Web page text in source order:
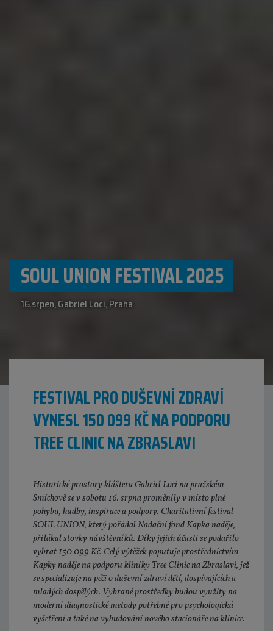
SOUL UNION FESTIVAL 2025
16.srpen, Gabriel Loci, Praha
FESTIVAL PRO DUŠEVNÍ ZDRAVÍ
VYNESL 150 099 KČ NA PODPORU
TREE CLINIC NA ZBRASLAVI
Historické prostory kláštera Gabriel Loci na pražském
Smíchově se v sobotu 16. srpna proměnily v místo plné
pohybu, hudby, inspirace a podpory. Charitativní festival
SOUL UNION, který pořádal Nadační fond Kapka naděje,
přilákal stovky návštěvníků. Díky jejich účasti se podařilo
vybrat 150 099 Kč. Celý výtěžek poputuje prostřednictvím
Kapky naděje na podporu kliniky Tree Clinic na Zbraslavi, jež
se specializuje na péči o duševní zdraví dětí, dospívajících a
mladých dospělých. Vybrané prostředky budou využity na
moderní diagnostické metody potřebné pro psychologická
vyšetření a také na vybudování nového stacionáře na klinice.